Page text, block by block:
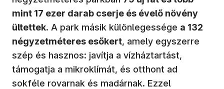
mint 17 ezer darab cserje és évelő növény
ültettek. A park másik különlegessége a 132
négyzetméteres esőkert, amely egyszerre
szép és hasznos: javítja a vízháztartást,
támogatja a mikroklímát, és otthont ad
sokféle rovarnak és madárnak. Ezzel